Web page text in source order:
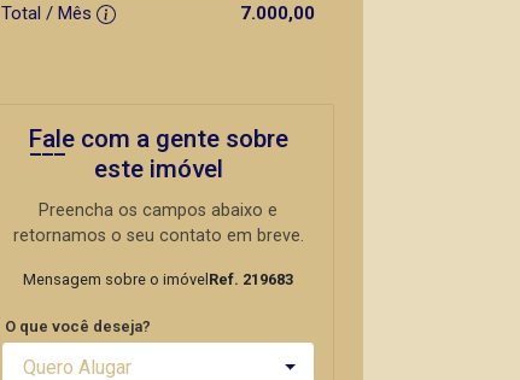
Total / Mês 7.000,00
Fale com a gente sobre
este imóvel
Preencha os campos abaixo e
retornamos o seu contato em breve.
Mensagem sobre o imóvel Ref. 219683
O que você deseja?
Quero Alugar